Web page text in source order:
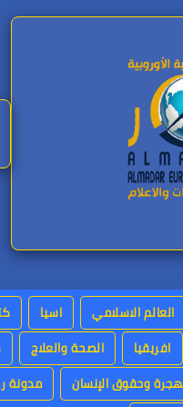
العالم الاسلامي اسيا
افريقيا الصحة والعلاج
وحقوق الإنسان
مدونة